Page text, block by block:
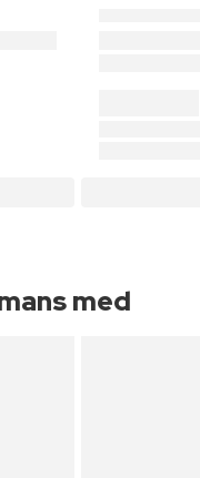
med